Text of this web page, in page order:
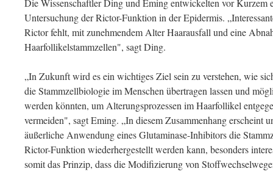
Die Wissenschaftler Ding und Eming entwickelten vor Kurzem
Untersuchung der Rictor-Funktion in der Epidermis.
Rictor fehlt, mit zunehmendem Alter Haarausfall und eine
Haarfollikelstammzellen", sagt Ding.
„In Zukunft wird es ein wichtiges Ziel sein zu verstehen, wie
die Stammzellbiologie im Menschen übertragen lassen und
werden könnten, um Alterungsprozessen im Haarfollikel
vermeiden", sagt Eming. „In diesem Zusammenhang erscheint
äußerliche Anwendung eines Glutaminase-Inhibitors die
Rictor-Funktion wiederhergestellt werden kann, besonders
somit das Prinzip, dass die Modifizierung von